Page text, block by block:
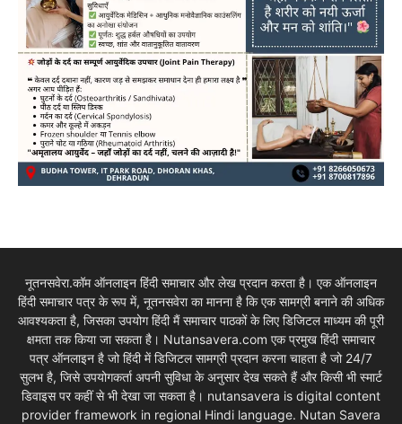
नूतनसवेरा.कॉम ऑनलाइन हिंदी समाचार और लेख प्रदान करता है। एक ऑनलाइन
हिंदी समाचार पत्र के रूप में, नूतनसवेरा का मानना है कि एक सामग्री बनाने की अधिक
आवश्यकता है, जिसका उपयोग हिंदी मैं समाचार पाठकों के लिए डिजिटल माध्यम की पूरी
क्षमता तक किया जा सकता है। Nutansavera.com एक प्रमुख हिंदी समाचार
पत्र ऑनलाइन है जो हिंदी में डिजिटल सामग्री प्रदान करना चाहता है जो 24/7
सुलभ है, जिसे उपयोगकर्ता अपनी सुविधा के अनुसार देख सकते हैं और किसी भी स्मार्ट
डिवाइस पर कहीं से भी देखा जा सकता है। nutansavera is digital content
provider framework in regional Hindi language. Nutan Savera